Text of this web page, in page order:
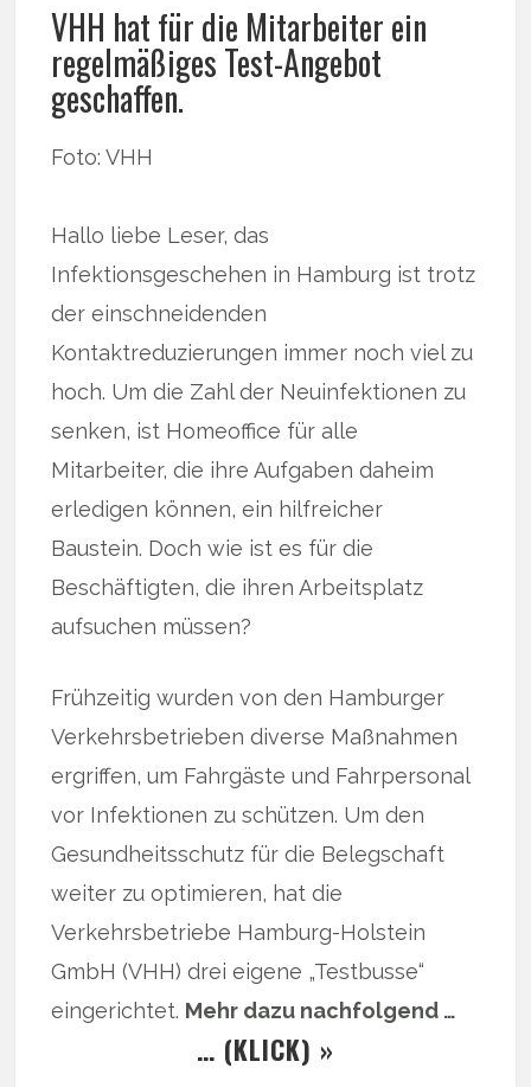
VHH hat für die Mitarbeiter ein
regelmäßiges Test-Angebot
geschaffen.
Foto: VHH
Hallo liebe Leser, das
Infektionsgeschehen in Hamburg ist trotz
der einschneidenden
Kontaktreduzierungen immer noch viel zu
hoch. Um die Zahl der Neuinfektionen zu
senken, ist Homeoffice für alle
Mitarbeiter, die ihre Aufgaben daheim
erledigen können, ein hilfreicher
Baustein. Doch wie ist es für die
Beschäftigten, die ihren Arbeitsplatz
aufsuchen müssen?
Frühzeitig wurden von den Hamburger
Verkehrsbetrieben diverse Maßnahmen
ergriffen, um Fahrgäste und Fahrpersonal
vor Infektionen zu schützen. Um den
Gesundheitsschutz für die Belegschaft
weiter zu optimieren, hat die
Verkehrsbetriebe Hamburg-Holstein
GmbH (VHH) drei eigene „Testbusse“
eingerichtet. Mehr dazu nachfolgend …
… (KLICK) »